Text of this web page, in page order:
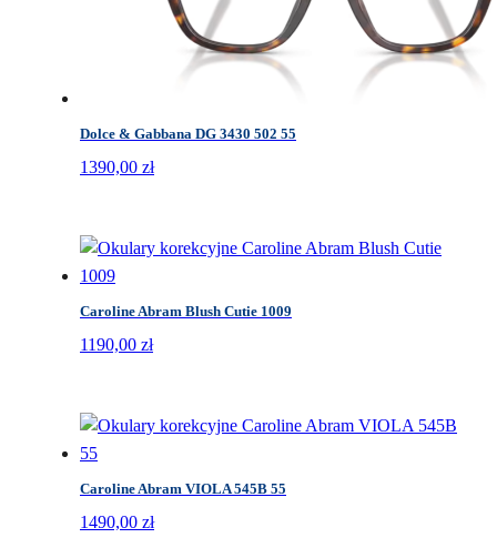
Dolce & Gabbana DG 3430 502 55
1390,00 zł
Caroline Abram Blush Cutie 1009
1190,00 zł
Caroline Abram VIOLA 545B 55
1490,00 zł